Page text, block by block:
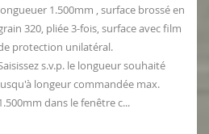
1.500mm , surface brossé en
320, pliée 3-fois, surface avec film
protection unilatéral.
s.v.p. le longueur souhaité
longeur commandée max.
dans le fenêtre c...